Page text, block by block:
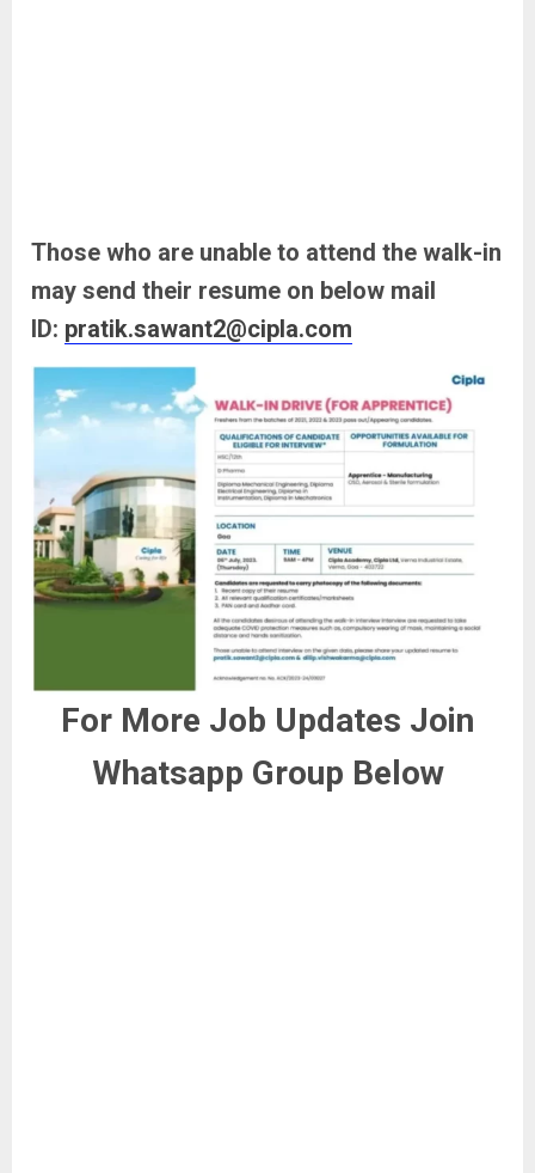
Those who are unable to attend the walk-in
may send their resume on below mail
ID: pratik.sawant2@cipla.com
For More Job Updates Join
Whatsapp Group Below